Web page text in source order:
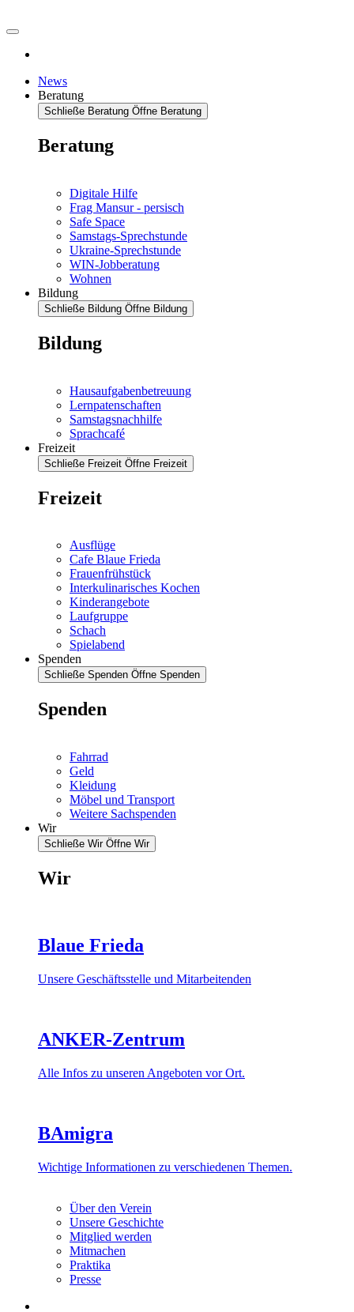
News
Beratung
Schließe Beratung Öffne Beratung
Beratung
Digitale Hilfe
Frag Mansur - persisch
Safe Space
Samstags-Sprechstunde
Ukraine-Sprechstunde
WIN-Jobberatung
Wohnen
Bildung
Schließe Bildung Öffne Bildung
Bildung
Hausaufgabenbetreuung
Lernpatenschaften
Samstagsnachhilfe
Sprachcafé
Freizeit
Schließe Freizeit Öffne Freizeit
Freizeit
Ausflüge
Cafe Blaue Frieda
Frauenfrühstück
Interkulinarisches Kochen
Kinderangebote
Laufgruppe
Schach
Spielabend
Spenden
Schließe Spenden Öffne Spenden
Spenden
Fahrrad
Geld
Kleidung
Möbel und Transport
Weitere Sachspenden
Wir
Schließe Wir Öffne Wir
Wir
Blaue Frieda
Unsere Geschäftsstelle und Mitarbeitenden
ANKER-Zentrum
Alle Infos zu unseren Angeboten vor Ort.
BAmigra
Wichtige Informationen zu verschiedenen Themen.
Über den Verein
Unsere Geschichte
Mitglied werden
Mitmachen
Praktika
Presse